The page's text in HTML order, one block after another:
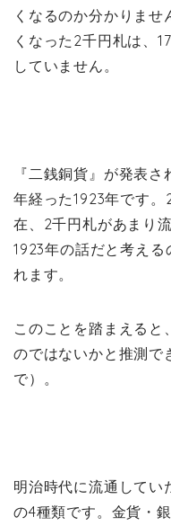
くなるのか分かりま
くなった2千円札は、
していません。
『二銭銅貨』が発表
年経った1923年です
在、2千円札があまり
1923年の話だと考え
れます。
このことを踏まえると
のではないかと推測で
で）。
明治時代に流通してい
の4種類です。金貨・